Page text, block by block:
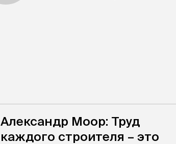
Александр Моор: Труд
каждого строителя – это